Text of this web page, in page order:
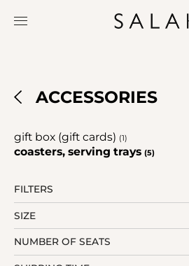
ACCESSORIES
gift box (gift cards) (1)
coasters, serving trays (5)
FILTERS
SIZE
NUMBER OF SEATS